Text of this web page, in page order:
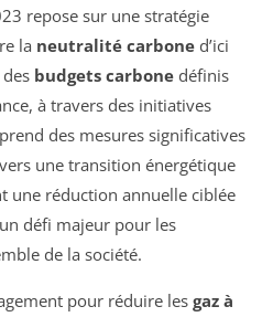
repose sur une stratégie
la neutralité carbone d’ici
budgets carbone définis
à travers des initiatives
des mesures significatives
une transition énergétique
une réduction annuelle ciblée
défi majeur pour les
de la société.
pour réduire les gaz à